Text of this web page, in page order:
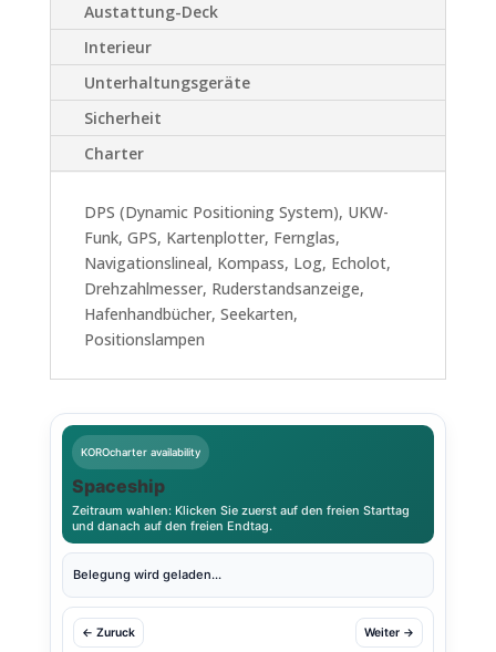
Austattung-Deck
Interieur
Unterhaltungsgeräte
Sicherheit
Charter
DPS (Dynamic Positioning System), UKW-
Funk, GPS, Kartenplotter, Fernglas,
Navigationslineal, Kompass, Log, Echolot,
Drehzahlmesser, Ruderstandsanzeige,
Hafenhandbücher, Seekarten,
Positionslampen
KOROcharter availability
Spaceship
Zeitraum wahlen: Klicken Sie zuerst auf den freien Starttag
und danach auf den freien Endtag.
Belegung wird geladen...
← Zuruck Weiter →